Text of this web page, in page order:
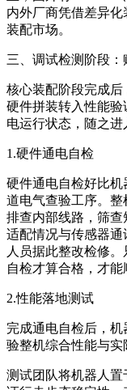
内外厂商凭借差异
装配市场。
三、调试检测阶段：
核心装配阶段完成
硬件拼装转入性能
电运行状态，随之进
1.硬件通电自检
硬件通电自检好比
道电气查验工序。
排查内部线路，筛
适配情况与传感器
人员据此整改检修
自检才算合格，才能
2.性能落地测试
完成通电自检后，
验整机综合性能与实
测试团队将机器人